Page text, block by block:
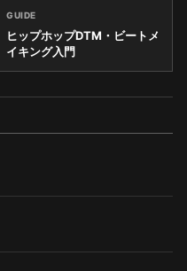
GUIDE
ヒップホップDTM・ビートメ
イキング入門